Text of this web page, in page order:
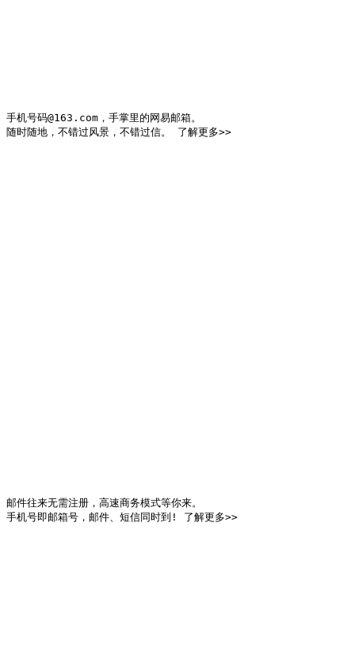
手机号码@163.com，手掌里的网易邮箱。
随时随地，不错过风景，不错过信。 了解更多>>
邮件往来无需注册，高速商务模式等你来。
手机号即邮箱号，邮件、短信同时到! 了解更多>>